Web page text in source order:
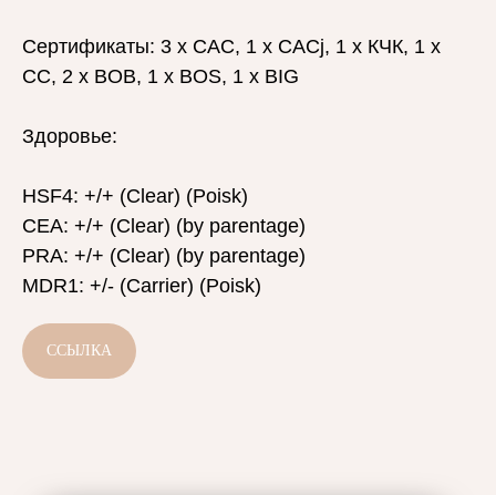
Сертификаты: 3 x CAC, 1 x CACj, 1 x КЧК, 1 x
CC, 2 x BOB, 1 x BOS, 1 x BIG
Здоровье:
HSF4: +/+ (Clear) (Poisk)
CEA: +/+ (Clear) (by parentage)
PRA: +/+ (Clear) (by parentage)
MDR1: +/- (Carrier) (Poisk)
ССЫЛКА